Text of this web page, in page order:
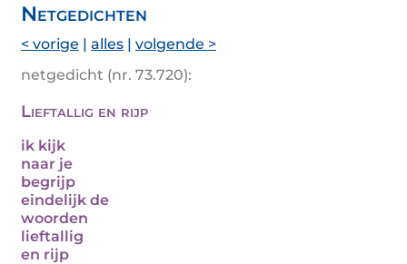
Netgedichten
< vorige | alles | volgende >
netgedicht (nr. 73.720):
Lieftallig en rijp
ik kijk
naar je
begrijp
eindelijk de
woorden
lieftallig
en rijp